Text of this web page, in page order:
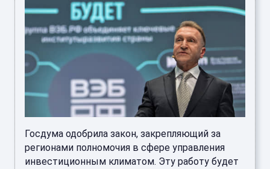
Госдума одобрила закон, закрепляющий за
регионами полномочия в сфере управления
инвестиционным климатом. Эту работу будет